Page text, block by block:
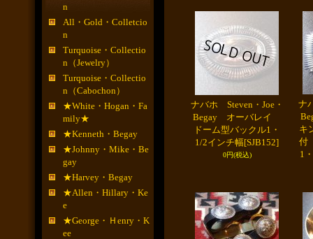
n
All・Gold・Colletcio
n
Turquoise・Collectio
n（Jewelry）
Turquoise・Collectio
n（Cabochon）
★White・Hogan・Fa
mily★
★Kenneth・Begay
★Johnny・Mike・Be
gay
★Harvey・Begay
★Allen・Hillary・Ke
e
★George・Ｈenry・K
ee
ナバホ Steven・Joe・
Begay オーバレイ
ドーム型バックル1・
1/2インチ幅[SJB152]
0円(税込)
ナ
キ
付
1